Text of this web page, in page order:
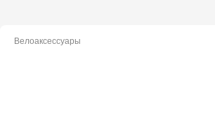
Велоаксессуары